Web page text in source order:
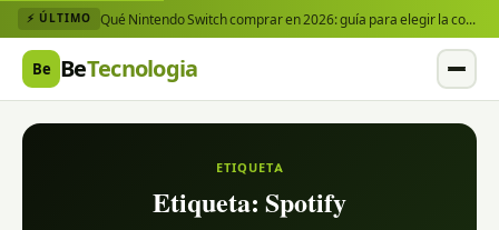
⚡ ÚLTIMO Qué Nintendo Switch comprar en 2026: guía para elegir la consola y los juegos que necesitas
Be BeTecnologia
ETIQUETA
Etiqueta: Spotify